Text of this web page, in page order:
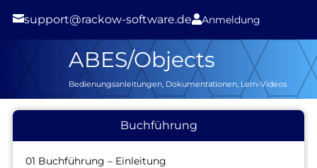
support@rackow-software.deAnmeldung
ABES/Objects
Bedienungsanleitungen, Dokumentationen, Lern-Videos
Buchführung
01 Buchführung – Einleitung